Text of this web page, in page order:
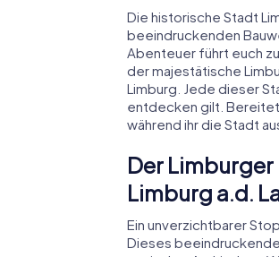
Die historische Stadt
beeindruckenden
Abenteuer führt euch
der majestätische
Limburg. Jede dieser
entdecken gilt. Bereitet
während ihr die Stadt
Der
Limburg a.d.
Ein unverzichtbarer
Dieses